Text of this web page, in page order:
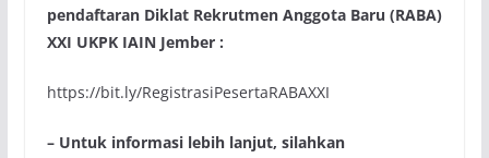
pendaftaran Diklat Rekrutmen Anggota Baru (RABA)
XXI UKPK IAIN Jember :
https://bit.ly/RegistrasiPesertaRABAXXI
– Untuk informasi lebih lanjut, silahkan